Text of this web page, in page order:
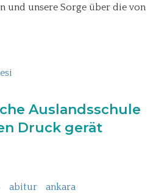
und unsere Sorge über die von
Auslandsschule
Druck gerät
abitur
ankara